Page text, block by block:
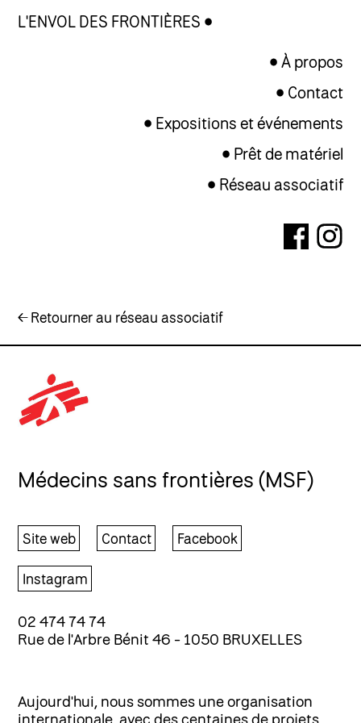
L'ENVOL DES FRONTIÈRES
À propos
Contact
Expositions et événements
Prêt de matériel
Réseau associatif
← Retourner au réseau associatif
Médecins sans frontières (MSF)
Site web Contact Facebook
Instagram
02 474 74 74
Rue de l'Arbre Bénit 46 - 1050 BRUXELLES
Aujourd'hui, nous sommes une organisation
internationale, avec des centaines de projets